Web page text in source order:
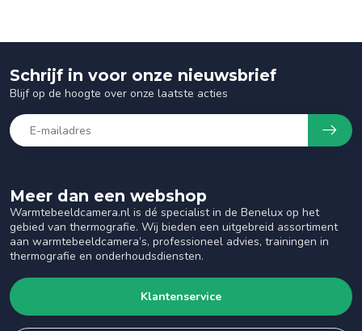
Meer dan een webshop
Warmtebeeldcamera.nl is dé specialist in de Benelux op het
gebied van thermografie. Wij bieden een uitgebreid assortiment
aan warmtebeeldcamera’s, professioneel advies, trainingen in
thermografie en onderhoudsdiensten.
Klantenservice
Schrijf in voor onze nieuwsbrief
Blijf op de hoogte over onze laatste acties